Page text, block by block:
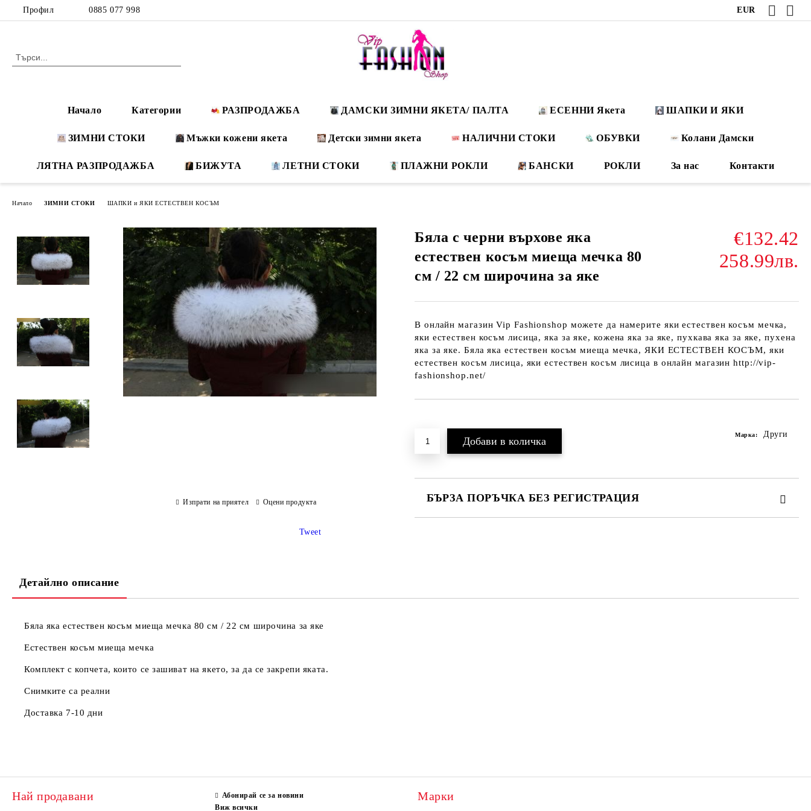
Профил 0885 077 998 EUR
Начало Категории РАЗПРОДАЖБА ДАМСКИ ЗИМНИ ЯКЕТА/ ПАЛТА ЕСЕННИ Якета ШАПКИ И ЯКИ
ЗИМНИ СТОКИ Мъжки кожени якета Детски зимни якета НАЛИЧНИ СТОКИ ОБУВКИ Колани Дамски
ЛЯТНА РАЗПРОДАЖБА БИЖУТА ЛЕТНИ СТОКИ ПЛАЖНИ РОКЛИ БАНСКИ РОКЛИ За нас Контакти
Начало ЗИМНИ СТОКИ ШАПКИ и ЯКИ ЕСТЕСТВЕН КОСЪМ
Бяла с черни върхове яка
естествен косъм миеща мечка 80
см / 22 см широчина за яке
€132.42
258.99лв.
В онлайн магазин Vip Fashionshop можете да намерите яки естествен косъм мечка,
яки естествен косъм лисица, яка за яке, кожена яка за яке, пухкава яка за яке, пухена
яка за яке. Бяла яка естествен косъм миеща мечка, ЯКИ ЕСТЕСТВЕН КОСЪМ, яки
естествен косъм лисица, яки естествен косъм лисица в онлайн магазин http://vip-
fashionshop.net/
Марка: Други
БЪРЗА ПОРЪЧКА БЕЗ РЕГИСТРАЦИЯ
Изпрати на приятел Оцени продукта
Tweet
Детайлно описание
Бяла яка естествен косъм миеща мечка 80 см / 22 см широчина за яке
Естествен косъм миеща мечка
Комплект с копчета, които се зашиват на якето, за да се закрепи яката.
Снимките са реални
Доставка 7-10 дни
Най продавани
Абонирай се за новини
Виж всички
Марки